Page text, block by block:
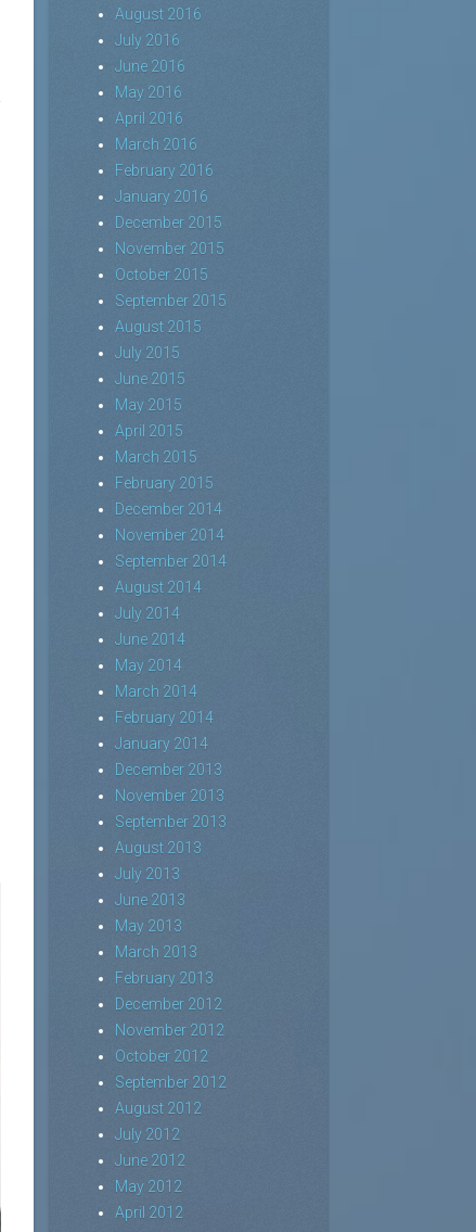
August 2016
July 2016
June 2016
May 2016
April 2016
March 2016
February 2016
January 2016
December 2015
November 2015
October 2015
September 2015
August 2015
July 2015
June 2015
May 2015
April 2015
March 2015
February 2015
December 2014
November 2014
September 2014
August 2014
July 2014
June 2014
May 2014
March 2014
February 2014
January 2014
December 2013
November 2013
September 2013
August 2013
July 2013
June 2013
May 2013
March 2013
February 2013
December 2012
November 2012
October 2012
September 2012
August 2012
July 2012
June 2012
May 2012
April 2012